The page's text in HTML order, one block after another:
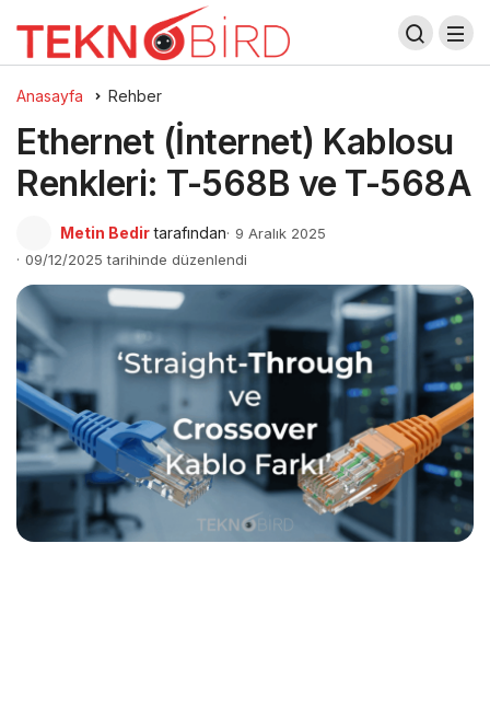
Anasayfa Rehber
Ethernet (İnternet) Kablosu
Renkleri: T-568B ve T-568A
Metin Bedir tarafından
9 Aralık 2025
09/12/2025 tarihinde düzenlendi